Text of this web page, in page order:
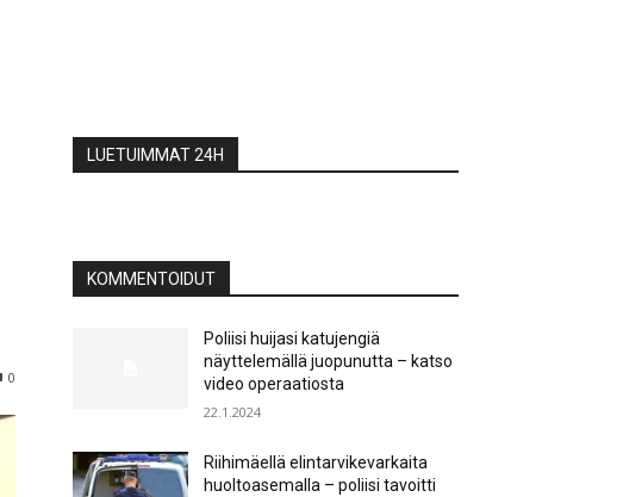
0
LUETUIMMAT 24H
KOMMENTOIDUT
Poliisi huijasi katujengiä
näyttelemällä juopunutta – katso
video operaatiosta
22.1.2024
Riihimäellä elintarvikevarkaita
huoltoasemalla – poliisi tavoitti